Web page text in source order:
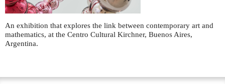
An exhibition that explores the link between contemporary art and
mathematics, at the Centro Cultural Kirchner, Buenos Aires,
Argentina.